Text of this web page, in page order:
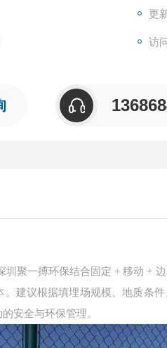
更
访
圳聚一搏环保结合固定 + 移动 +
建议根据填埋场规模、地质条
安全与环保管理。